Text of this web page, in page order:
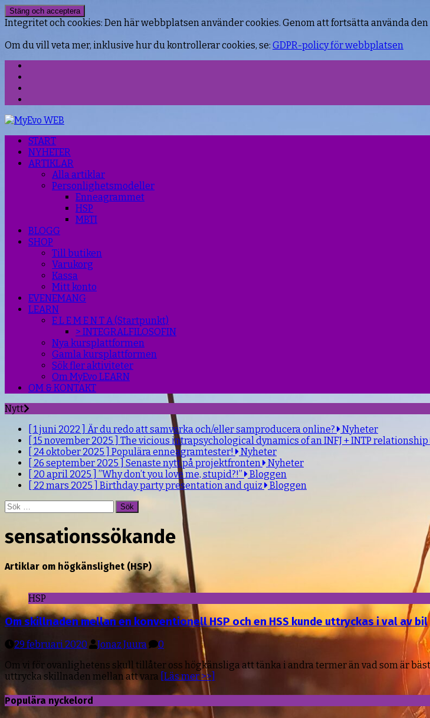
Integritet och cookies: Den här webbplatsen använder cookies. Genom att fortsätta använda
Om du vill veta mer, inklusive hur du kontrollerar cookies, se: GDPR-policy för webbplatsen
START
NYHETER
ARTIKLAR
Alla artiklar
Personlighetsmodeller
Enneagrammet
HSP
MBTI
BLOGG
SHOP
Till butiken
Varukorg
Kassa
Mitt konto
EVENEMANG
LEARN
E L E M E N T A (Startpunkt)
> INTEGRALFILOSOFIN
Nya kursplattformen
Gamla kursplattformen
Sök fler aktiviteter
Om MyEvo LEARN
OM & KONTAKT
Nytt
[ 1 juni 2022 ] Är du redo att samverka och/eller samproducera online?
Nyheter
[ 15 november 2025 ] The vicious intrapsychological dynamics of an INFJ + INTP relationship
[ 24 oktober 2025 ] Populära enneagramtester!
Nyheter
[ 26 september 2025 ] Senaste nytt på projektfronten
Nyheter
[ 20 april 2025 ] ”Why don’t you love me, stupid?!”
Bloggen
[ 22 mars 2025 ] Birthday party presentation and quiz
Bloggen
Sök
efter:
sensationssökande
Artiklar om högkänslighet (HSP)
HSP
Om skillnaden mellan en konventionell HSP och en HSS kunde uttryckas i val av bil
29 februari 2020 Jonaz Juura
0
Om vi för ovanlighetens skull tillåter oss högkänsliga att tänka i andra termer än vad som är
uttrycka skillnaden mellan att vara [Läs mer >>]
Populära nyckelord